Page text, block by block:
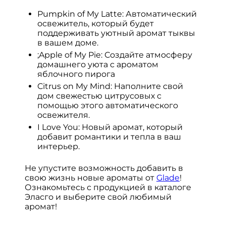
Pumpkin of My Latte: Автоматический
освежитель, который будет
поддерживать уютный аромат тыквы
в вашем доме.
;Apple of My Pie: Создайте атмосферу
домашнего уюта с ароматом
яблочного пирога
Citrus on My Mind: Наполните свой
дом свежестью цитрусовых с
помощью этого автоматического
освежителя.
I Love You: Новый аромат, который
добавит романтики и тепла в ваш
интерьер.
Не упустите возможность добавить в
свою жизнь новые ароматы от Glade!
Ознакомьтесь с продукцией в каталоге
Эласго и выберите свой любимый
аромат!